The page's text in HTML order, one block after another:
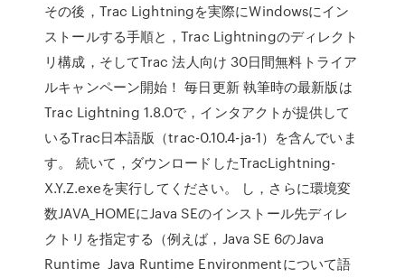
その後，Trac Lightningを実際にWindowsにイン
ストールする手順と，Trac Lightningのディレクト
リ構成，そしてTrac 法人向け 30日間無料トライア
ルキャンペーン開始！ 毎日更新 執筆時の最新版は
Trac Lightning 1.8.0で，インタアクトが提供して
いるTrac日本語版（trac-0.10.4-ja-1）を含んでいま
す。 続いて，ダウンロードしたTracLightning-
X.Y.Z.exeを実行してください。 し，さらに環境変
数JAVA_HOMEにJava SEのインストール先ディレ
クトリを指定する（例えば，Java SE 6のJava
Runtime Java Runtime Environmentについて語